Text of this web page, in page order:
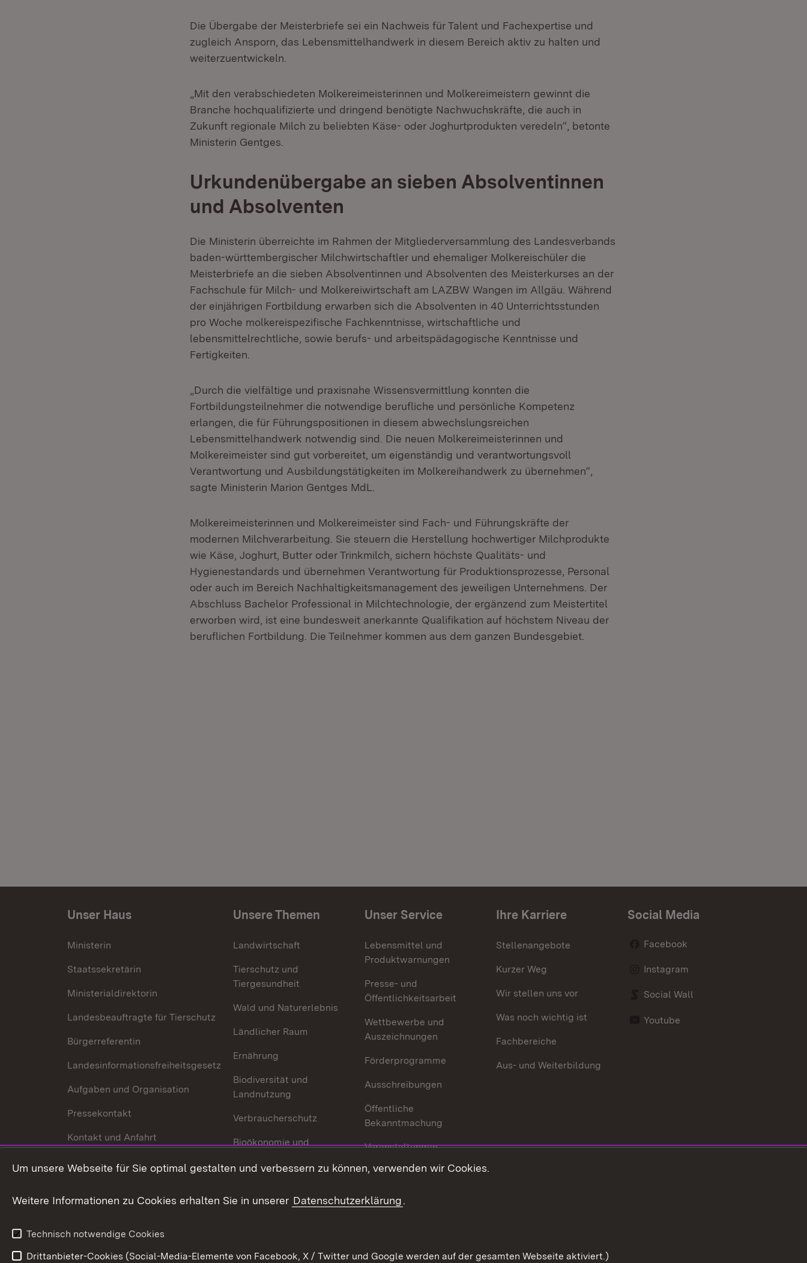
Die Übergabe der Meisterbriefe sei ein Nachweis für Talent und Fachexpertise und
zugleich Ansporn, das Lebensmittelhandwerk in diesem Bereich aktiv zu halten und
weiterzuentwickeln.
„Mit den verabschiedeten Molkereimeisterinnen und Molkereimeistern gewinnt die
Branche hochqualifizierte und dringend benötigte Nachwuchskräfte, die auch in
Zukunft regionale Milch zu beliebten Käse- oder Joghurtprodukten veredeln“, betonte
Ministerin Gentges.
Urkundenübergabe an sieben Absolventinnen
und Absolventen
Die Ministerin überreichte im Rahmen der Mitgliederversammlung des Landesverbands
baden-württembergischer Milchwirtschaftler und ehemaliger Molkereischüler die
Meisterbriefe an die sieben Absolventinnen und Absolventen des Meisterkurses an der
Fachschule für Milch- und Molkereiwirtschaft am LAZBW Wangen im Allgäu. Während
der einjährigen Fortbildung erwarben sich die Absolventen in 40 Unterrichtsstunden
pro Woche molkereispezifische Fachkenntnisse, wirtschaftliche und
lebensmittelrechtliche, sowie berufs- und arbeitspädagogische Kenntnisse und
Fertigkeiten.
„Durch die vielfältige und praxisnahe Wissensvermittlung konnten die
Fortbildungsteilnehmer die notwendige berufliche und persönliche Kompetenz
erlangen, die für Führungspositionen in diesem abwechslungsreichen
Lebensmittelhandwerk notwendig sind. Die neuen Molkereimeisterinnen und
Molkereimeister sind gut vorbereitet, um eigenständig und verantwortungsvoll
Verantwortung und Ausbildungstätigkeiten im Molkereihandwerk zu übernehmen“,
sagte Ministerin Marion Gentges MdL.
Molkereimeisterinnen und Molkereimeister sind Fach- und Führungskräfte der
modernen Milchverarbeitung. Sie steuern die Herstellung hochwertiger Milchprodukte
wie Käse, Joghurt, Butter oder Trinkmilch, sichern höchste Qualitäts- und
Hygienestandards und übernehmen Verantwortung für Produktionsprozesse, Personal
oder auch im Bereich Nachhaltigkeitsmanagement des jeweiligen Unternehmens. Der
Abschluss Bachelor Professional in Milchtechnologie, der ergänzend zum Meistertitel
erworben wird, ist eine bundesweit anerkannte Qualifikation auf höchstem Niveau der
beruflichen Fortbildung. Die Teilnehmer kommen aus dem ganzen Bundesgebiet.
Unser Haus
Ministerin
Staatssekretärin
Ministerialdirektorin
Landesbeauftragte für Tierschutz
Bürgerreferentin
Landesinformationsfreiheitsgesetz
Aufgaben und Organisation
Pressekontakt
Kontakt und Anfahrt
Unsere Themen
Landwirtschaft
Tierschutz und
Tiergesundheit
Wald und Naturerlebnis
Ländlicher Raum
Ernährung
Biodiversität und
Landnutzung
Verbraucherschutz
Bioökonomie und
Unser Service
Lebensmittel und
Produktwarnungen
Presse- und
Öffentlichkeitsarbeit
Wettbewerbe und
Auszeichnungen
Förderprogramme
Ausschreibungen
Öffentliche
Bekanntmachung
Veranstaltungen
Mediathek
Publikationen
Ihre Karriere
Stellenangebote
Kurzer Weg
Wir stellen uns vor
Was noch wichtig ist
Fachbereiche
Aus- und Weiterbildung
Social Media
Facebook
Instagram
Social Wall
Youtube
Um unsere Webseite für Sie optimal gestalten und verbessern zu können, verwenden wir Cookies.
Weitere Informationen zu Cookies erhalten Sie in unserer Datenschutzerklärung.
Technisch notwendige Cookies
Drittanbieter-Cookies (Social-Media-Elemente von Facebook, X / Twitter und Google werden auf der gesamten Webseite aktiviert.)